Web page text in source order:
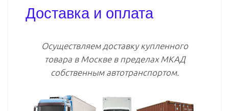
Доставка и оплата
Осуществляем доставку купленного
товара в Москве в пределах МКАД
собственным автотранспортом.